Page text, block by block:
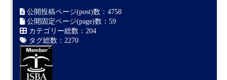
公開投稿ページ(post)数：4758
公開固定ページ(page)数：59
カテゴリー総数：204
タグ総数：2270